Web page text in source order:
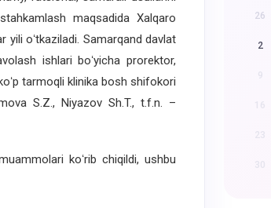
maqsadida Xalqaro
yili oʻtkaziladi. Samarqand davlat
ishlari boʻyicha prorektor,
tarmoqli klinika bosh shifokori
S.Z., Niyazov Sh.T., t.f.n. –
koʻrib chiqildi, ushbu
26
2